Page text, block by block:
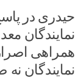
حیدری در
نمایندگان
همراهی
نمایندگان نه